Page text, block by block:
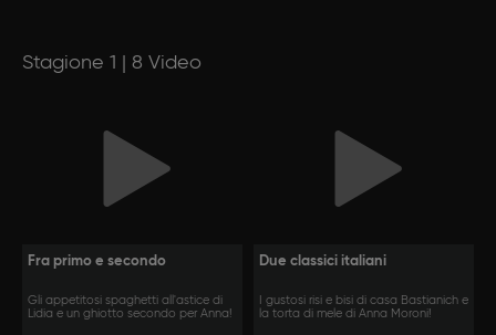
Stagione 1 | 8 Video
Fra primo e secondo
Gli appetitosi spaghetti all'astice di
Lidia e un ghiotto secondo per Anna!
Due classici italiani
I gustosi risi e bisi di casa Bastianich e
la torta di mele di Anna Moroni!